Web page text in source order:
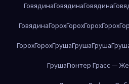
ГовядинаГовядинаГовядина
ГовядинаГорохГорохГорохГорох
ГорохГорохГрушаГрушаГруша
ГрушаГюнтер Грасс —